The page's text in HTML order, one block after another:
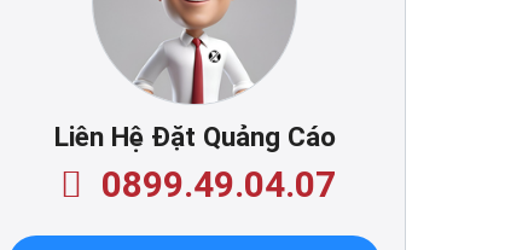
Liên Hệ Đặt Quảng Cáo
0899.49.04.07